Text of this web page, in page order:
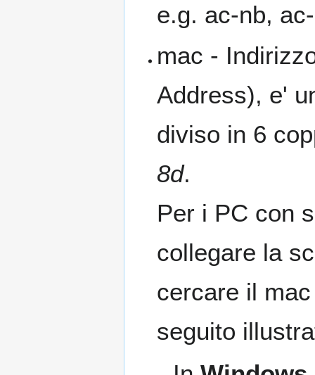
e.g. ac-nb,
mac -
Address), e'
diviso in 6
8d.
Per i PC con
collegare la
cercare il
seguito